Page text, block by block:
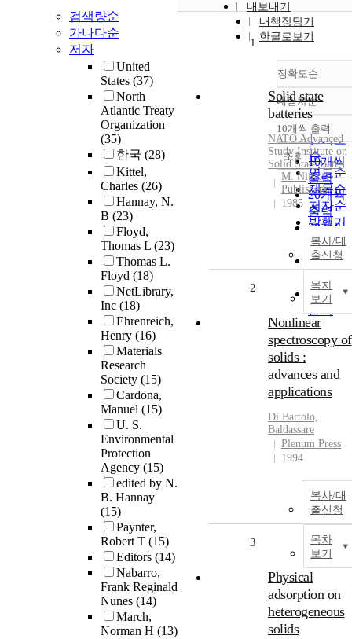
검색량순
가나다순
저자
United
States (37)
North
Atlantic Treaty
Organization
(35)
한국 (28)
Kittel,
Charles (26)
Hannay, N.
B (23)
Floyd,
Thomas L (23)
Thomas L.
Floyd (18)
NetLibrary,
Inc (18)
Ehrenreich,
Henry (16)
Materials
Research
Society (15)
Cardona,
Manuel (15)
U. S.
Environmental
Protection
Agency (15)
edited by N.
B. Hannay
(15)
Paynter,
Robert T (15)
Editors (14)
Nabarro,
Frank Reginald
Nunes (14)
March,
Norman H (13)
내보내기
내책장담기
한글로보기
정확도순
정확도
순
인기도
순
연도순
제목순
저자순
발행기
관순
내림차순
내림차
10개씩 출력
10개씩
출력
20개씩
출력
30개씩
출력
50개씩
출력
100개씩
출력
조회
1
Solid state
batteries
NATO Advanced
Study Institute on
Solid State Batte
M. Nijhoff
Publishers
1985
복사/대
출신청
목차
보기
2
Nonlinear
spectroscopy of
solids :
advances and
applications
Di Bartolo,
Baldassare
Plenum Press
1994
복사/대
출신청
목차
보기
3
Physical
adsorption on
heterogeneous
solids